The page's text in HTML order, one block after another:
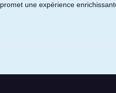
promet une expérience